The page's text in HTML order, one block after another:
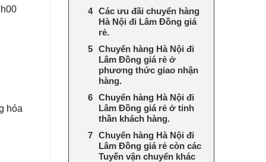
hóa
Các ưu đãi chuyển hàng
Hà Nội đi Lâm Đồng giá
rẻ.
Chuyển hàng Hà Nội đi
Lâm Đồng giá rẻ ở
phương thức giao nhận
hàng.
Chuyển hàng Hà Nội đi
Lâm Đồng giá rẻ ở tinh
thần khách hàng.
Chuyển hàng Hà Nội đi
Lâm Đồng giá rẻ còn các
Tuyến vận chuyển khác